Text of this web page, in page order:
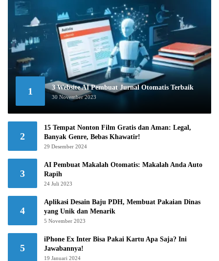
1 3 Website AI Pembuat Jurnal Otomatis Terbaik
30 November 2023
2
15 Tempat Nonton Film Gratis dan Aman: Legal,
Banyak Genre, Bebas Khawatir!
29 Desember 2024
3
AI Pembuat Makalah Otomatis: Makalah Anda Auto
Rapih
24 Juli 2023
4
Aplikasi Desain Baju PDH, Membuat Pakaian Dinas
yang Unik dan Menarik
5 November 2023
5
iPhone Ex Inter Bisa Pakai Kartu Apa Saja? Ini
Jawabannya!
19 Januari 2024